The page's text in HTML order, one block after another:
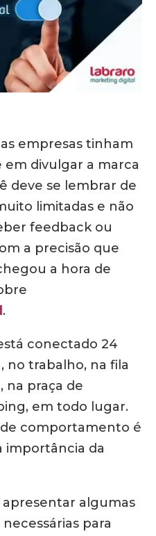
empresas tinham
divulgar a marca
deve se lembrar de
limitadas e não
feedback ou
a precisão que
a hora de
.
conectado 24
no trabalho, na fila
na praça de
em todo lugar.
comportamento é
importância da
apresentar algumas
para